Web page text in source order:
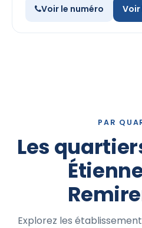
Voir le numéro
PAR
Les
Explorez les